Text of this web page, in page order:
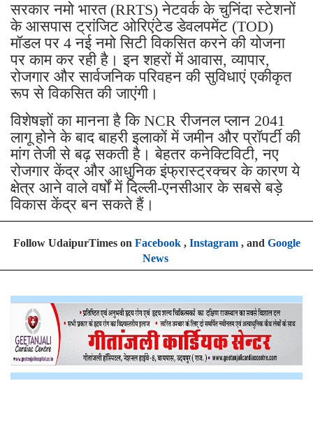
सरकार नमो भारत (RRTS) नेटवर्क के चुनिंदा स्टेशनों
के आसपास ट्रांजिट ओरिएंटेड डेवलपमेंट (TOD)
मॉडल पर 4 नई नमो सिटी विकसित करने की योजना
पर काम कर रही है। इन शहरों में आवास, व्यापार,
रोजगार और सार्वजनिक परिवहन की सुविधाएं एकीकृत
रूप से विकसित की जाएंगी।
विशेषज्ञों का मानना है कि NCR रीजनल प्लान 2041
लागू होने के बाद बाहरी इलाकों में जमीन और प्रॉपर्टी की
मांग तेजी से बढ़ सकती है। बेहतर कनेक्टिविटी, नए
रोजगार केंद्र और आधुनिक इंफ्रास्ट्रक्चर के कारण ये
क्षेत्र आने वाले वर्षों में दिल्ली-एनसीआर के सबसे बड़े
विकास केंद्र बन सकते हैं।
Follow UdaipurTimes on Facebook, Instagram, and Google
News